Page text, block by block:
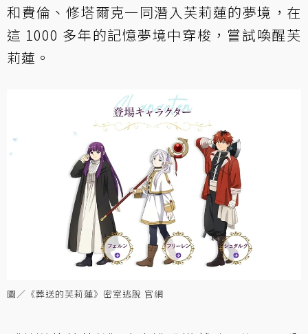
和費倫、修塔爾克一同潛入芙莉蓮的夢境，在
這 1000 多年的記憶夢境中穿梭，嘗試喚醒芙
莉蓮。
圖／《葬送的芙莉蓮》密室逃脫 官網